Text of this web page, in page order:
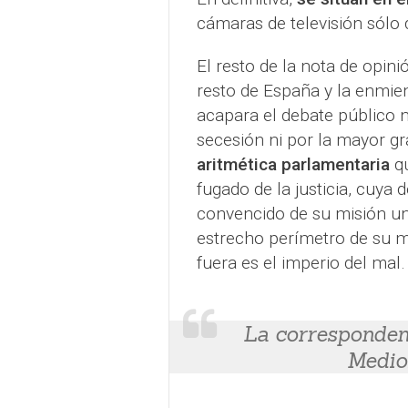
cámaras de televisión
El resto de la nota de
resto de España y la
acapara el debate público
secesión ni por la mayor
aritmética parlamentaria
fugado de la justicia, cuya
convencido de su misión
estrecho perímetro de su
fuera es el imperio del mal.
La